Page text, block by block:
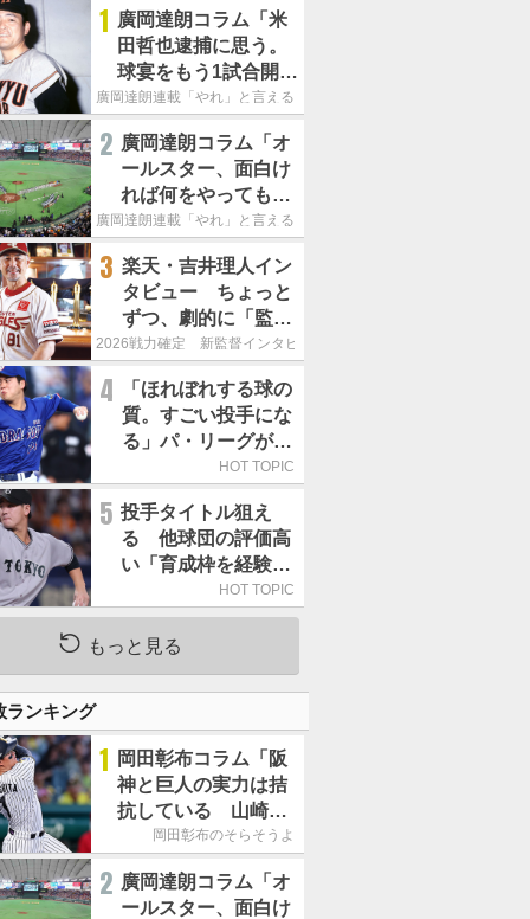
1 廣岡達朗コラム「米
田哲也逮捕に思う。
球宴をもう1試合開催
でOB救済を」
廣岡達朗連載「やれ」と言える信念
2 廣岡達朗コラム「オ
ールスター、面白け
れば何をやってもい
いという発想は大間
廣岡達朗連載「やれ」と言える信念
3 楽天・吉井理人イン
タビュー ちょっと
ずつ、劇的に「監督
が代わると何もかも
は、チームにとって
良くないことなんで
す」
2026戦力確定 新監督インタビュー
4
「ほれぼれする球の
質。すごい投手にな
る」パ・リーグが驚
いた「中日の左腕」
HOT TOPIC
5 投手タイトル狙え
る 他球団の評価高
い「育成枠を経験し
た巨人の左腕」は
HOT TOPIC
もっと見る
ランキング
1
岡田彰布コラム「阪
神と巨人の実力は拮
抗している 山崎、
小笠原の存在は大き
岡田彰布のそらそうよ
2 廣岡達朗コラム「オ
ールスター、面白け